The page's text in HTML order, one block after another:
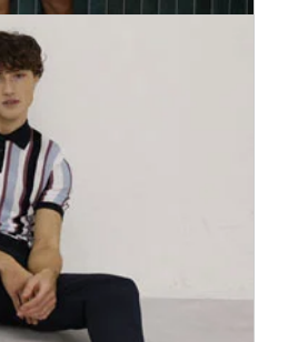
számára. A szezon
az adidas Originals, a Diesel, a
és a Superdry által megálmodva...